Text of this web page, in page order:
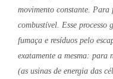
movimento constante.
combustível. Esse
fumaça e resíduos pelo
exatamente a mesma: para
(as usinas de energia das